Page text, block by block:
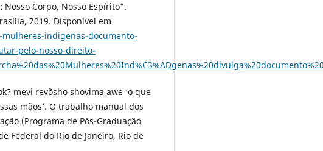
Corpo, Nosso Espírito”.
2019. Disponível em
indigenas-documento-
pelo-nosso-direito-
mevi revõsho shovima awe ‘o que
mãos’. O trabalho manual dos
(Programa de Pós-Graduação
Federal do Rio de Janeiro, Rio de